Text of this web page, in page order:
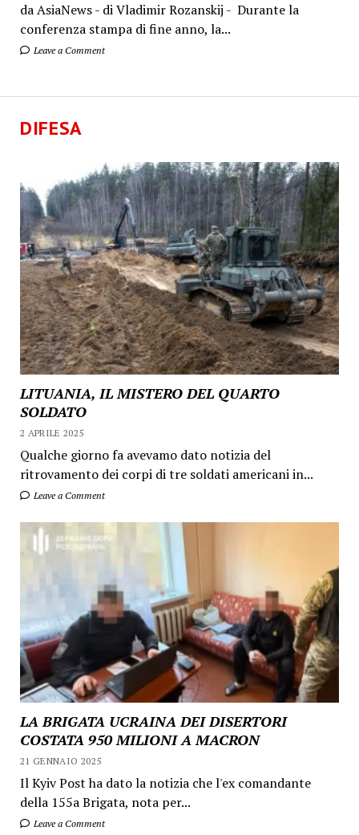
da AsiaNews - di Vladimir Rozanskij - Durante la
conferenza stampa di fine anno, la...
Leave a Comment
DIFESA
LITUANIA, IL MISTERO DEL QUARTO
SOLDATO
2 APRILE 2025
Qualche giorno fa avevamo dato notizia del
ritrovamento dei corpi di tre soldati americani in...
Leave a Comment
LA BRIGATA UCRAINA DEI DISERTORI
COSTATA 950 MILIONI A MACRON
21 GENNAIO 2025
Il Kyiv Post ha dato la notizia che l'ex comandante
della 155a Brigata, nota per...
Leave a Comment